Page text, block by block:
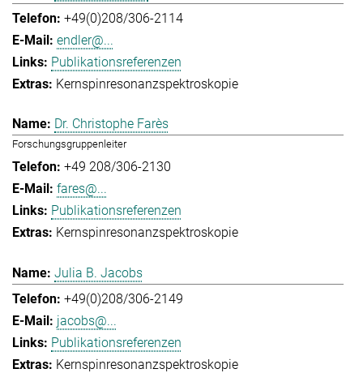
+49(0)208/306-2114
endler@...
Publikationsreferenzen
Kernspinresonanzspektroskopie
Dr. Christophe Farès
Forschungsgruppenleiter
+49 208/306-2130
fares@...
Publikationsreferenzen
Kernspinresonanzspektroskopie
Julia B. Jacobs
+49(0)208/306-2149
jacobs@...
Publikationsreferenzen
Kernspinresonanzspektroskopie